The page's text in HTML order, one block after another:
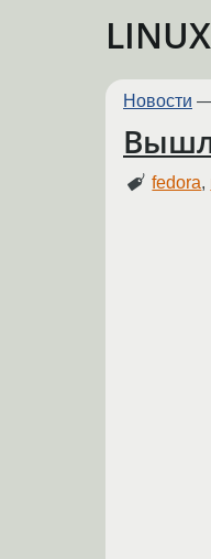
Новости
fedora,